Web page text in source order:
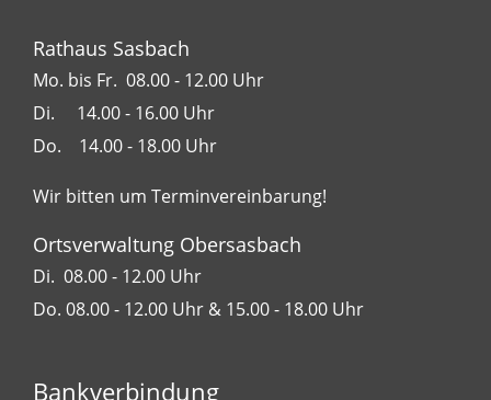
Rathaus Sasbach
Mo. bis Fr. 08.00 - 12.00 Uhr
Di. 14.00 - 16.00 Uhr
Do. 14.00 - 18.00 Uhr
Wir bitten um Terminvereinbarung!
Ortsverwaltung Obersasbach
Di. 08.00 - 12.00 Uhr
Do. 08.00 - 12.00 Uhr & 15.00 - 18.00 Uhr
Bankverbindung